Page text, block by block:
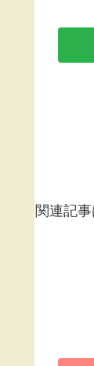
関連記